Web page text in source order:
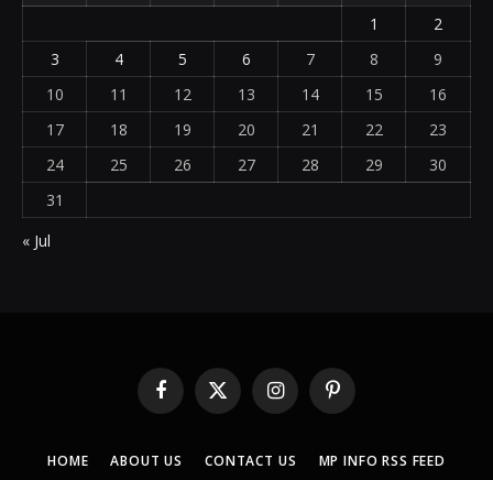
1
2
3
4 5 6 7 8
9
10
11 12 13 14 15
16
17
18 19 20 21 22
23
24
25 26 27 28 29
30
31
« Jul
Facebook
X
(Twitter)
InstagramPinterest
HOME ABOUT US CONTACT US MP INFO RSS FEED